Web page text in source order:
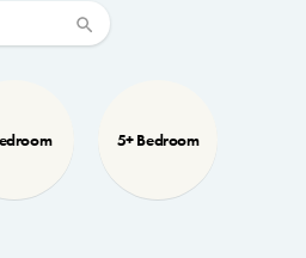
5+ Bedroom